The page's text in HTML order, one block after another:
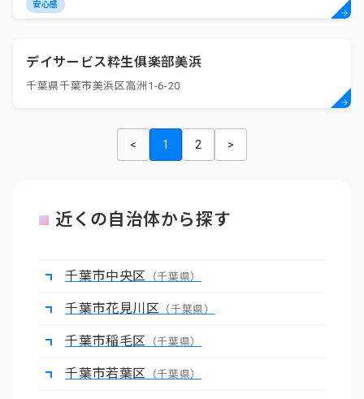
安心感
デイサービス粋生俱楽部美浜
千葉県千葉市美浜区高洲1-6-20
< 1 2 >
近くの自治体から探す
千葉市中央区 （千葉県）
千葉市花見川区 （千葉県）
千葉市稲毛区 （千葉県）
千葉市若葉区 （千葉県）